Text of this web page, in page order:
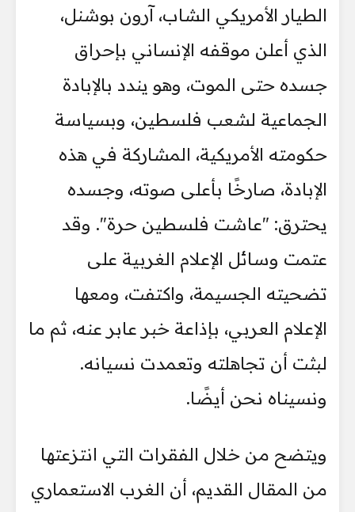
الطيار الأمريكي الشاب، آرون بوشنل،
الذي أعلن موقفه الإنساني بإحراق
جسده حتى الموت، وهو يندد بالإبادة
الجماعية لشعب فلسطين، وبسياسة
حكومته الأمريكية، المشاركة في هذه
الإبادة، صارخًا بأعلى صوته، وجسده
يحترق: "عاشت فلسطين حرة". وقد
عتمت وسائل الإعلام الغربية على
تضحيته الجسيمة، واكتفت، ومعها
الإعلام العربي، بإذاعة خبر عابر عنه، ثم ما
لبثت أن تجاهلته وتعمدت نسيانه.
ونسيناه نحن أيضًا.
ويتضح من خلال الفقرات التي انتزعتها
من المقال القديم، أن الغرب الاستعماري